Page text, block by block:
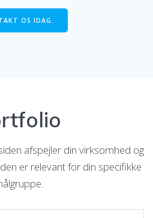
OS IDAG.
afspejler din virksomhed og
er relevant for din specifikke